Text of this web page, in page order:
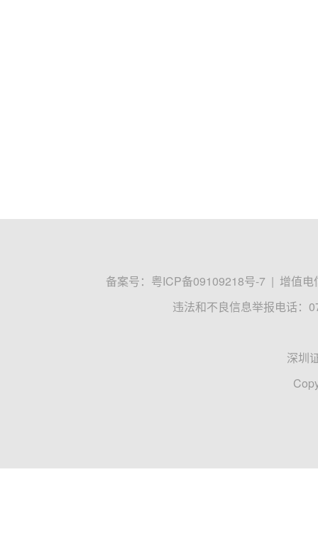
备案号： 粤ICP备09109218号-7 | 增值电
违法和不良信息举报电话：
深圳